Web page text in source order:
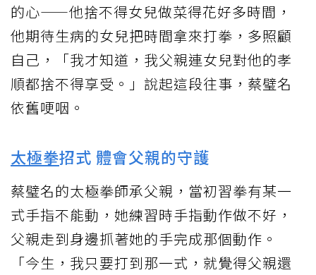
的心——他捨不得女兒做菜得花好多時間，
他期待生病的女兒把時間拿來打拳，多照顧
自己，「我才知道，我父親連女兒對他的孝
順都捨不得享受。」說起這段往事，蔡璧名
依舊哽咽。
太極拳招式 體會父親的守護
蔡璧名的太極拳師承父親，當初習拳有某一
式手指不能動，她練習時手指動作做不好，
父親走到身邊抓著她的手完成那個動作。
「今生，我只要打到那一式，就覺得父親還